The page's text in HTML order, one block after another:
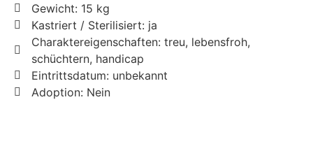
Gewicht: 15 kg
Kastriert / Sterilisiert: ja
Charaktereigenschaften: treu, lebensfroh,
schüchtern, handicap
Eintrittsdatum: unbekannt
Adoption: Nein